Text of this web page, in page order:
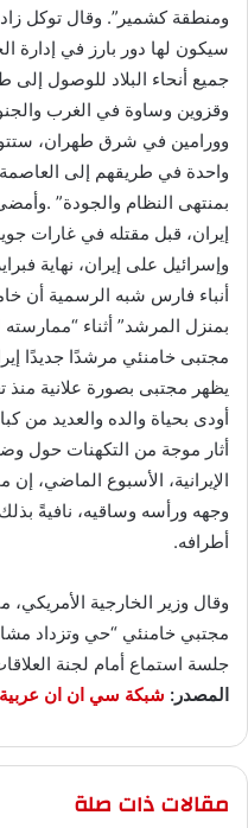
ومنطقة كشمير”. وقال توكل
سيكون لها دور بارز في إدارة
جميع أنحاء البلاد للوصول
وقزوين وساوة في الغرب
وورامين في شرق طهران،
واحدة في طريقهم إلى
بمنتهى النظام والجودة”
إيران، قبل مقتله في غارات
وإسرائيل على إيران، نهاية
بمنزل المرشد” أثناء
يظهر مجتبى بصورة علانية
أودى بحياة والده والعديد من
أثار موجة من التكهنات حول
الإيرانية، الأسبوع الماضي،
وجهه ورأسه وساقيه، نافيةً بذلك
أطرافه.
وقال وزير الخارجية الأمريكي،
مجتبي خامنئي “حي وتزداد
جلسة استماع أمام لجنة
المصدر: شبكة سي ان ان عربية
مقالات ذات صلة